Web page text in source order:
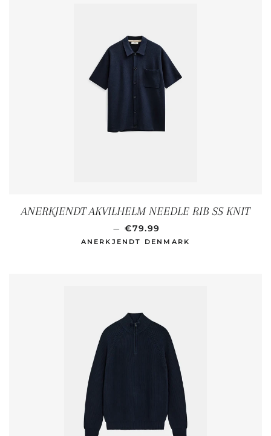
ANERKJENDT AKVILHELM NEEDLE RIB SS KNIT
— NORMALER PREIS
€79.99
ANERKJENDT DENMARK